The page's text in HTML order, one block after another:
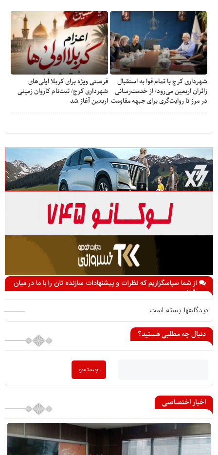
شهرداری کرج با تمام قوا به استقبال
زائران اربعین می‌رود/ از خدمت‌رسانی
در مرز تا روایت‌گری برای جبهه مقاومت
فرصتی ویژه برای کربلا اولی‌های
شهرداری کرج/ ثبت‌نام کاروان زمینی
اربعین آغاز شد
از شما سپاسگزاریم که نظرات و پیشنهادات سازنده تان را با ما در میان
می گذارید
دیدگاهها بسته است.
دنبال چه مطلبی هستید؟
اخبار اختصاصی